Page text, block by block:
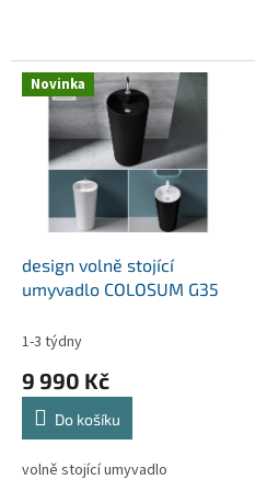
Novinka
design volně stojící
umyvadlo COLOSUM G35
1-3 týdny
9 990 Kč
Do košíku
volně stojící umyvadlo